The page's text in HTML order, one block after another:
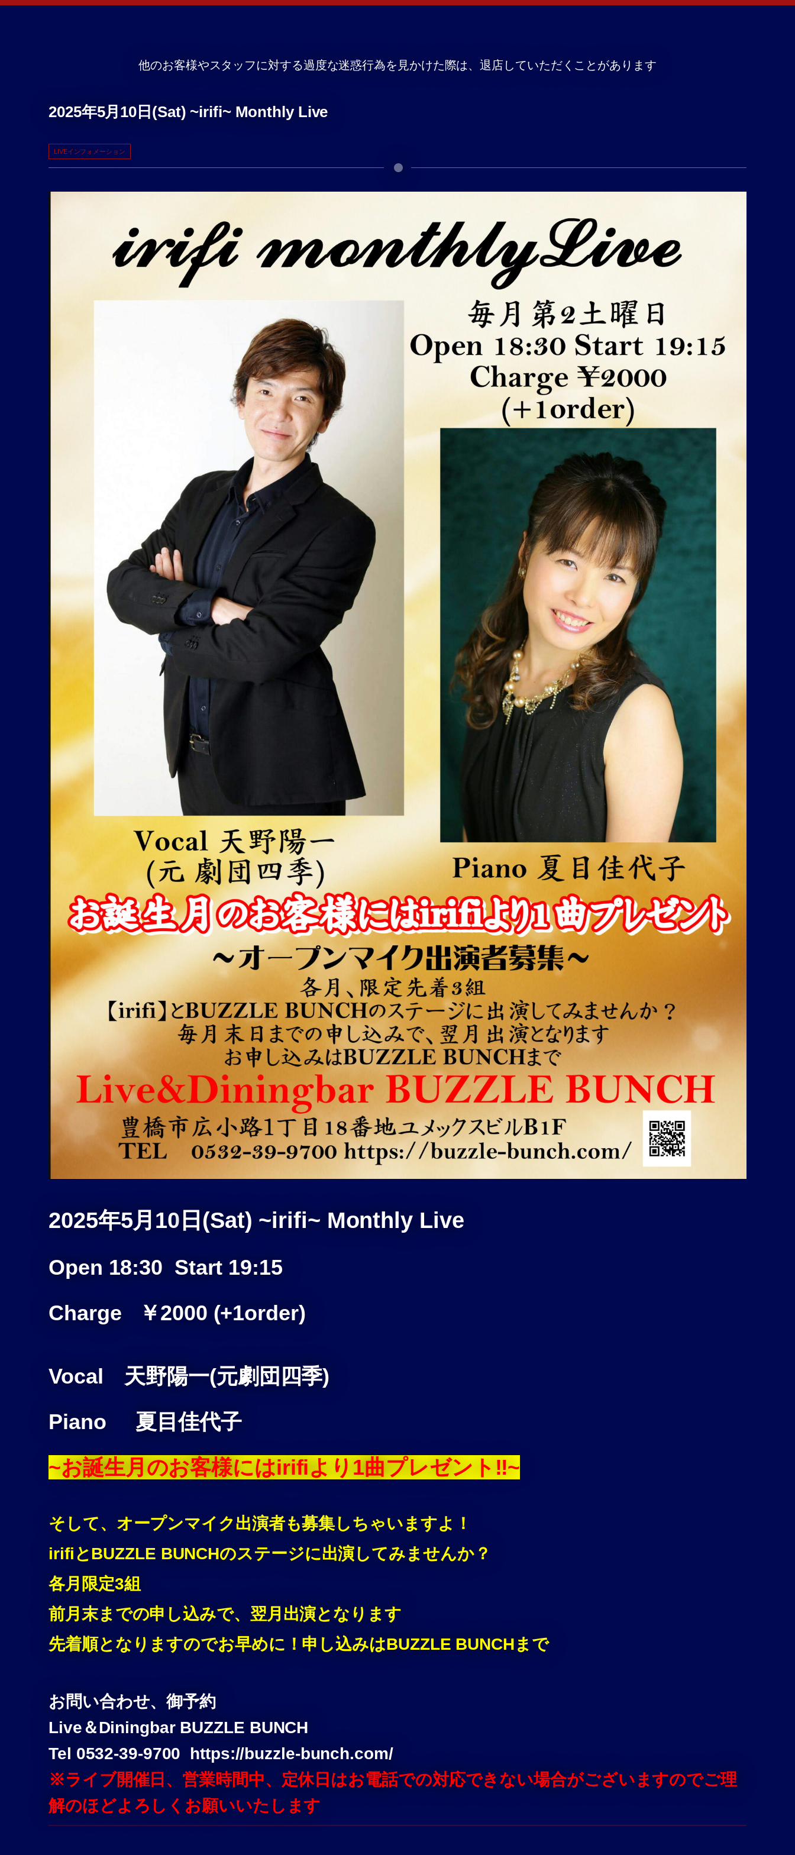
他のお客様やスタッフに対する過度な迷惑行為を見かけた際は、退店していただくことがあります
2025年5月10日(Sat) ~irifi~ Monthly Live
LIVEインフォメーション
2025年5月10 日(Sat) ~irifi~ Monthly Live
Open 18:30 Start 19:15
Charge ￥2000 (+1order)
Vocal 天野陽一(元劇団四季)
Piano 夏目佳代子
~お誕生月のお客様にはirifiより1曲プレゼント‼~
そして、オープンマイク出演者も募集しちゃいますよ！
irifiとBUZZLE BUNCHのステージに出演してみませんか？
各月限定3組
前月末までの申し込みで、翌月出演となります
先着順となりますのでお早めに！申し込みはBUZZLE BUNCHまで
お問い合わせ、御予約
Live＆Diningbar BUZZLE BUNCH
Tel 0532-39-9700 https://buzzle-bunch.com/
※ライブ開催日、営業時間中、定休日はお電話での対応できない場合がございますのでご理
解のほどよろしくお願いいたします